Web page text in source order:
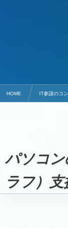
HOME IT参謀のコ
パソコン
ラフ）支